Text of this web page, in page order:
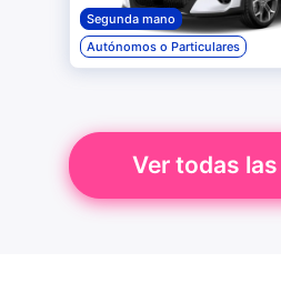
Segunda mano
Autónomos o Particulares
Ver todas